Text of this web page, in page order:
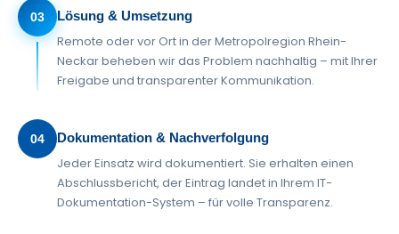
03 Lösung & Umsetzung
Remote oder vor Ort in der Metropolregion Rhein-
Neckar beheben wir das Problem nachhaltig – mit Ihrer
Freigabe und transparenter Kommunikation.
04 Dokumentation & Nachverfolgung
Jeder Einsatz wird dokumentiert. Sie erhalten einen
Abschlussbericht, der Eintrag landet in Ihrem IT-
Dokumentation-System – für volle Transparenz.